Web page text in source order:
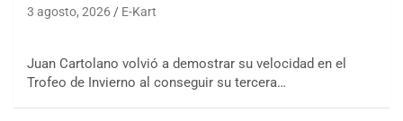
3 agosto, 2026 E-Kart
Juan Cartolano volvió a demostrar su velocidad en el
Trofeo de Invierno al conseguir su tercera…
COBERTURA ESPECIAL DE E-KART.COM.AR
08/09-AGO